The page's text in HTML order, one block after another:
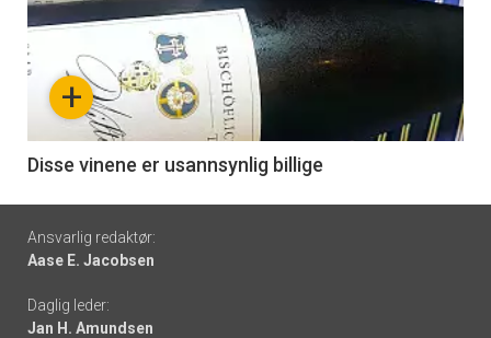
akkurat
nå
6
+
Disse vinene er usannsynlig billige
Footer
-
links
Ansvarlig redaktør:
Aase E. Jacobsen
Daglig leder:
Jan H. Amundsen